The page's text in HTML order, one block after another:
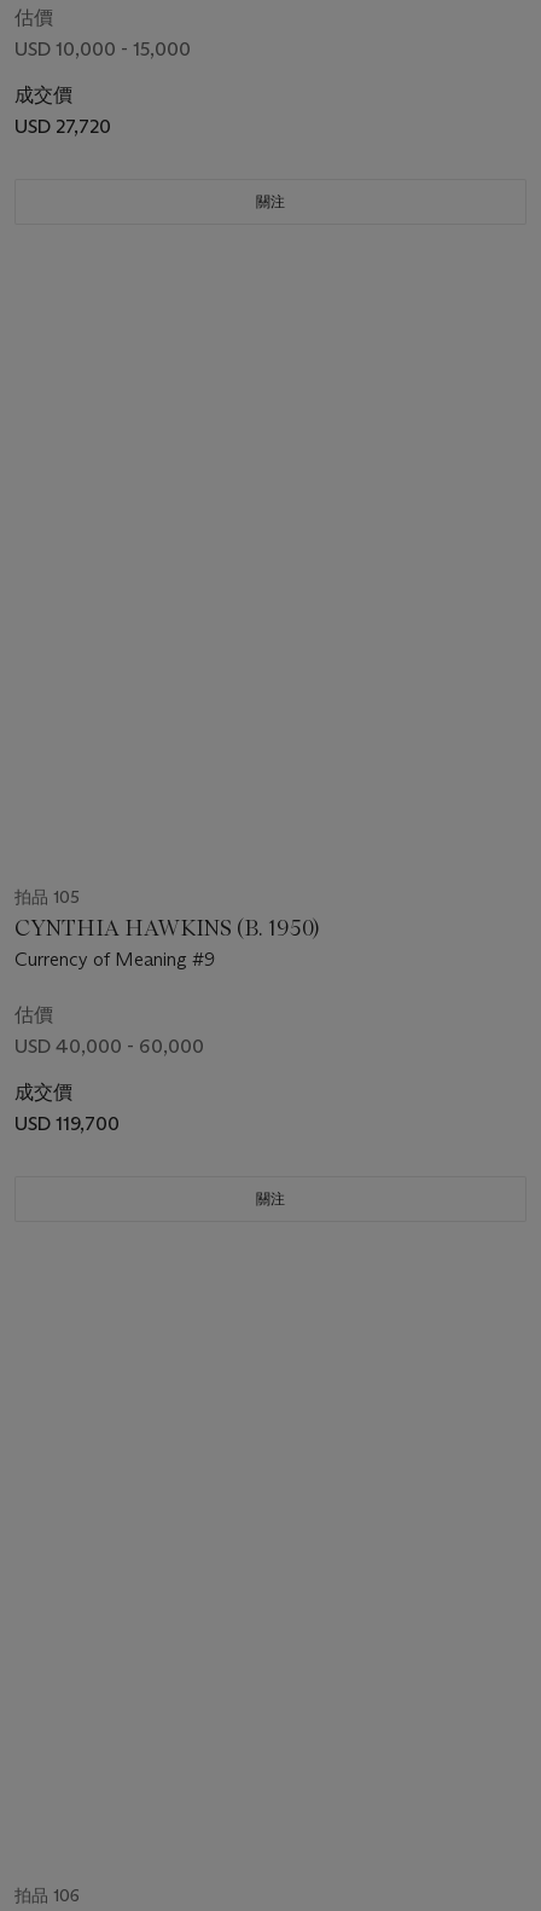
估價
USD 10,000 - 15,000
成交價
USD 27,720
關注
拍品 105
CYNTHIA HAWKINS (B. 1950)
Currency of Meaning #9
估價
USD 40,000 - 60,000
成交價
USD 119,700
關注
拍品 106